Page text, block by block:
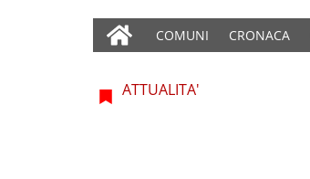
COMUNI CRONACA
ATTUALITA'